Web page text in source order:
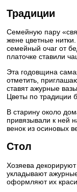
Традиции
Семейную пару
жене цветные
семейный очаг от
платочке ставили
Эта годовщина
отметить,
ставят ажурные
Цветы по традиции
В старину около
привязывали к ней
венок из осиновых
Стол
Хозяева
укладывают
оформляют их